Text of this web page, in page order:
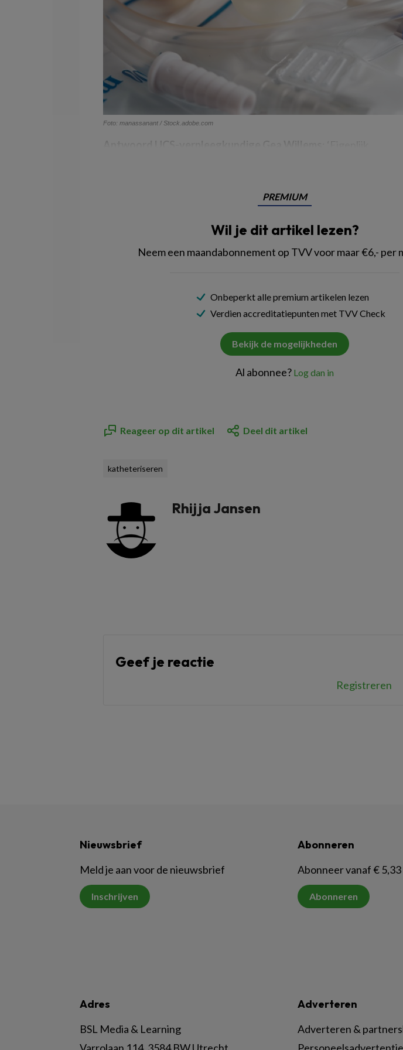
Foto: manassanant / Stock.adobe.com
PREMIUM
Wil je dit artikel lezen?
Neem een maandabonnement op TVV voor maar €6,- per
Onbeperkt alle premium artikelen lezen
Verdien accreditatiepunten met TVV Check
Bekijk de mogelijkheden
Al abonnee? Log dan in
Reageer op dit artikel Deel dit artikel
katheteriseren
Rhijja Jansen
Geef je reactie
Registreren
Nieuwsbrief
Meld je aan voor de nieuwsbrief
Inschrijven
Abonneren
Abonneer vanaf € 5,33
Abonneren
Adres
BSL Media & Learning
Adverteren
Adverteren &